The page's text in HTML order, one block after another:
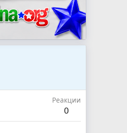
Реакции
0